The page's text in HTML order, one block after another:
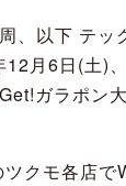
、以下 テッ
12月6日(土)
ガラポン
クモ各店で